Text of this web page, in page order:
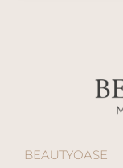
BEAUTYOASE